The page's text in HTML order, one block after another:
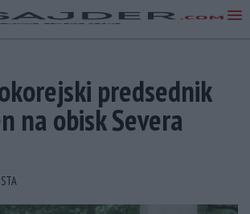
predsednik
na obisk Severa
STA